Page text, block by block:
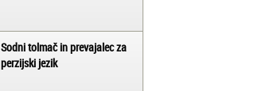
Sodni tolmač in prevajalec za
perzijski jezik